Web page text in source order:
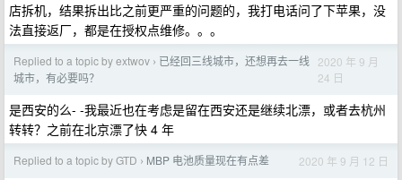
店拆机，结果拆出比之前更严重的问题的，我打电话问了下苹果，没
法直接返厂，都是在授权点维修。。。
Replied to a topic by extwov › 已经回三线城市，还想再去一线
城市，有必要吗？
2020 年 9 月
24 日
是西安的么- -我最近也在考虑是留在西安还是继续北漂，或者去杭州
转转？之前在北京漂了快 4 年
Replied to a topic by GTD › MBP 电池质量现在有点差 2020 年 9 月 12 日